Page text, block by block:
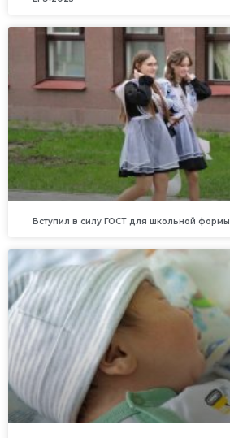
Вступил в силу ГОСТ для школьной формы